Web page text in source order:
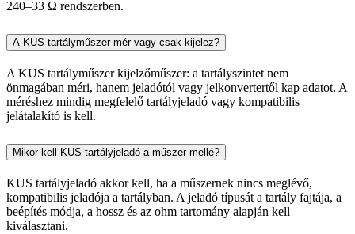
240–33 Ω rendszerben.
A KUS tartályműszer mér vagy csak kijelez?
A KUS tartályműszer kijelzőműszer: a tartályszintet nem
önmagában méri, hanem jeladótól vagy jelkonvertertől kap adatot. A
méréshez mindig megfelelő tartályjeladó vagy kompatibilis
jelátalakító is kell.
Mikor kell KUS tartályjeladó a műszer mellé?
KUS tartályjeladó akkor kell, ha a műszernek nincs meglévő,
kompatibilis jeladója a tartályban. A jeladó típusát a tartály fajtája, a
beépítés módja, a hossz és az ohm tartomány alapján kell
kiválasztani.